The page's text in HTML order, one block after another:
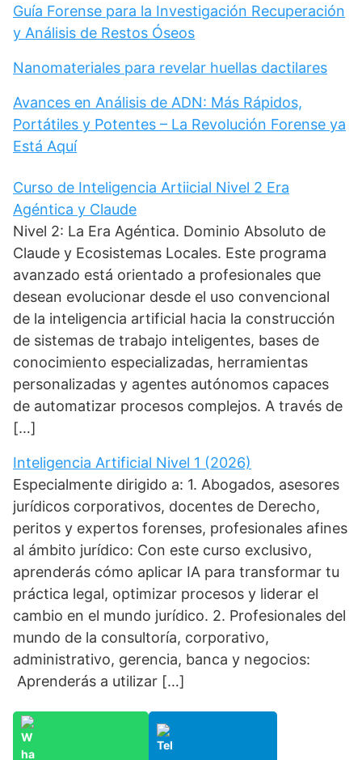
Guía Forense para la Investigación Recuperación
y Análisis de Restos Óseos
Nanomateriales para revelar huellas dactilares
Avances en Análisis de ADN: Más Rápidos,
Portátiles y Potentes – La Revolución Forense ya
Está Aquí
Curso de Inteligencia Artiicial Nivel 2 Era
Agéntica y Claude
Nivel 2: La Era Agéntica. Dominio Absoluto de
Claude y Ecosistemas Locales. Este programa
avanzado está orientado a profesionales que
desean evolucionar desde el uso convencional
de la inteligencia artificial hacia la construcción
de sistemas de trabajo inteligentes, bases de
conocimiento especializadas, herramientas
personalizadas y agentes autónomos capaces
de automatizar procesos complejos. A través de
[…]
Inteligencia Artificial Nivel 1 (2026)
Especialmente dirigido a: 1. Abogados, asesores
jurídicos corporativos, docentes de Derecho,
peritos y expertos forenses, profesionales afines
al ámbito jurídico: Con este curso exclusivo,
aprenderás cómo aplicar IA para transformar tu
práctica legal, optimizar procesos y liderar el
cambio en el mundo jurídico. 2. Profesionales del
mundo de la consultoría, corporativo,
administrativo, gerencia, banca y negocios:
Aprenderás a utilizar […]